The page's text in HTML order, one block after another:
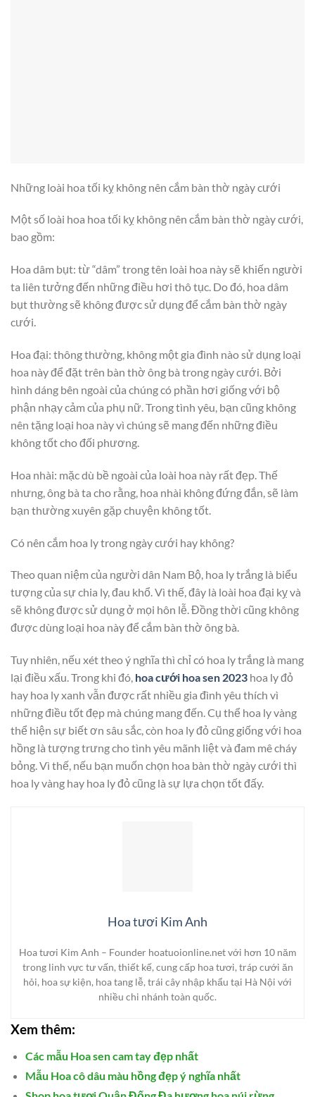
Những loài hoa tối kỵ không nên cắm bàn thờ ngày cưới
Một số loài hoa hoa tối kỵ không nên cắm bàn thờ ngày cưới,
bao gồm:
Hoa dâm bụt: từ “dâm” trong tên loài hoa này sẽ khiến người
ta liên tưởng đến những điều hơi thô tục. Do đó, hoa dâm
bụt thường sẽ không được sử dụng để cắm bàn thờ ngày
cưới.
Hoa đại: thông thường, không một gia đình nào sử dụng loại
hoa này để đặt trên bàn thờ ông bà trong ngày cưới. Bởi
hình dáng bên ngoài của chúng có phần hơi giống với bộ
phận nhạy cảm của phụ nữ. Trong tình yêu, bạn cũng không
nên tặng loại hoa này vì chúng sẽ mang đến những điều
không tốt cho đối phương.
Hoa nhài: mặc dù bề ngoài của loài hoa này rất đẹp. Thế
nhưng, ông bà ta cho rằng, hoa nhài không đứng đắn, sẽ làm
bạn thường xuyên gặp chuyện không tốt.
Có nên cắm hoa ly trong ngày cưới hay không?
Theo quan niệm của người dân Nam Bộ, hoa ly trắng là biểu
tượng của sự chia ly, đau khổ. Vì thế, đây là loài hoa đại kỵ và
sẽ không được sử dụng ở mọi hôn lễ. Đồng thời cũng không
được dùng loại hoa này để cắm bàn thờ ông bà.
Tuy nhiên, nếu xét theo ý nghĩa thì chỉ có hoa ly trắng là mang
lại điều xấu. Trong khi đó, hoa cưới hoa sen 2023 hoa ly đỏ
hay hoa ly xanh vẫn được rất nhiều gia đình yêu thích vì
những điều tốt đẹp mà chúng mang đến. Cụ thể hoa ly vàng
thể hiện sự biết ơn sâu sắc, còn hoa ly đỏ cũng giống với hoa
hồng là tượng trưng cho tình yêu mãnh liệt và đam mê cháy
bỏng. Vì thế, nếu bạn muốn chọn hoa bàn thờ ngày cưới thì
hoa ly vàng hay hoa ly đỏ cũng là sự lựa chọn tốt đấy.
Hoa tươi Kim Anh
Hoa tươi Kim Anh – Founder hoatuoionline.net với hơn 10 năm
trong linh vực tư vấn, thiết kế, cung cấp hoa tươi, tráp cưới ăn
hỏi, hoa sự kiện, hoa tang lễ, trái cây nhập khẩu tại Hà Nội với
nhiều chi nhánh toàn quốc.
Xem thêm:
Các mẫu Hoa sen cam tay đẹp nhất
Mẫu Hoa cô dâu màu hồng đẹp ý nghĩa nhất